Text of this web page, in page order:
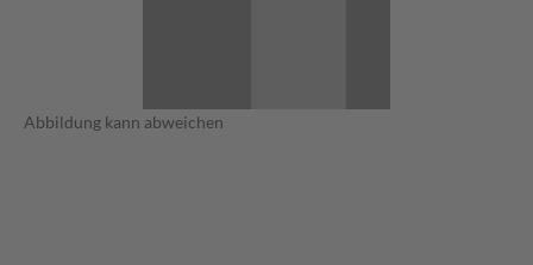
Abbildung kann abweichen